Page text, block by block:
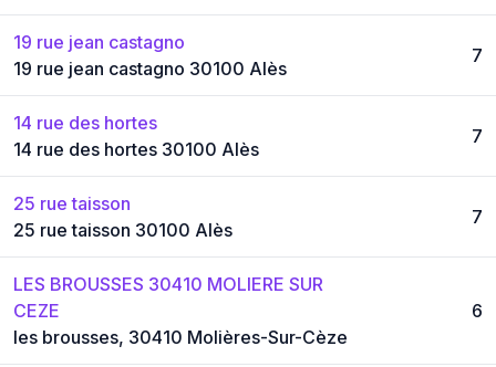
19 rue jean castagno
19 rue jean castagno 30100 Alès
7
14 rue des hortes
14 rue des hortes 30100 Alès
7
25 rue taisson
25 rue taisson 30100 Alès
7
LES BROUSSES 30410 MOLIERE SUR
CEZE
les brousses, 30410 Molières-Sur-Cèze
6